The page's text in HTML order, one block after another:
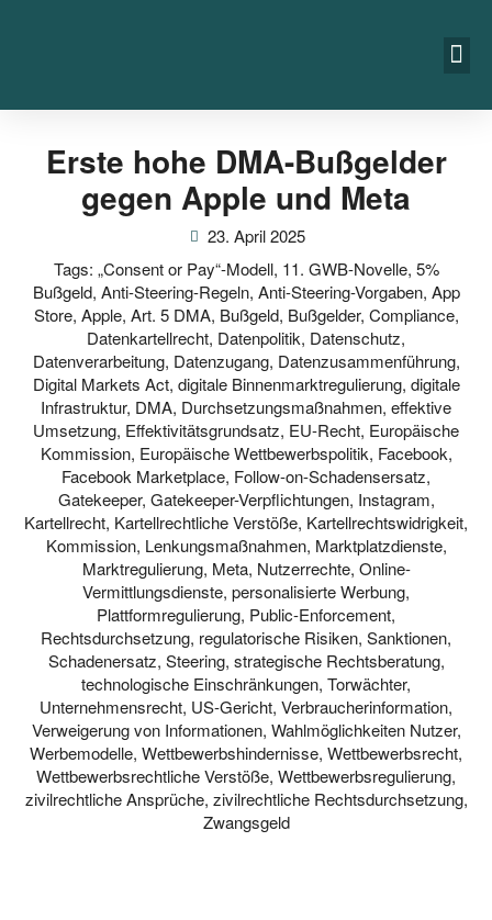
Erste hohe DMA-Bußgelder
gegen Apple und Meta
23. April 2025
Tags: „Consent or Pay“-Modell, 11. GWB-Novelle, 5%
Bußgeld, Anti-Steering-Regeln, Anti-Steering-Vorgaben, App
Store, Apple, Art. 5 DMA, Bußgeld, Bußgelder, Compliance,
Datenkartellrecht, Datenpolitik, Datenschutz,
Datenverarbeitung, Datenzugang, Datenzusammenführung,
Digital Markets Act, digitale Binnenmarktregulierung, digitale
Infrastruktur, DMA, Durchsetzungsmaßnahmen, effektive
Umsetzung, Effektivitätsgrundsatz, EU-Recht, Europäische
Kommission, Europäische Wettbewerbspolitik, Facebook,
Facebook Marketplace, Follow-on-Schadensersatz,
Gatekeeper, Gatekeeper-Verpflichtungen, Instagram,
Kartellrecht, Kartellrechtliche Verstöße, Kartellrechtswidrigkeit,
Kommission, Lenkungsmaßnahmen, Marktplatzdienste,
Marktregulierung, Meta, Nutzerrechte, Online-
Vermittlungsdienste, personalisierte Werbung,
Plattformregulierung, Public-Enforcement,
Rechtsdurchsetzung, regulatorische Risiken, Sanktionen,
Schadenersatz, Steering, strategische Rechtsberatung,
technologische Einschränkungen, Torwächter,
Unternehmensrecht, US-Gericht, Verbraucherinformation,
Verweigerung von Informationen, Wahlmöglichkeiten Nutzer,
Werbemodelle, Wettbewerbshindernisse, Wettbewerbsrecht,
Wettbewerbsrechtliche Verstöße, Wettbewerbsregulierung,
zivilrechtliche Ansprüche, zivilrechtliche Rechtsdurchsetzung,
Zwangsgeld